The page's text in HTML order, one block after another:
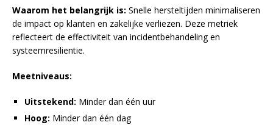
Waarom het belangrijk is: Snelle hersteltijden minimaliseren
de impact op klanten en zakelijke verliezen. Deze metriek
reflecteert de effectiviteit van incidentbehandeling en
systeemresilientie.
Meetniveaus:
Uitstekend: Minder dan één uur
Hoog: Minder dan één dag